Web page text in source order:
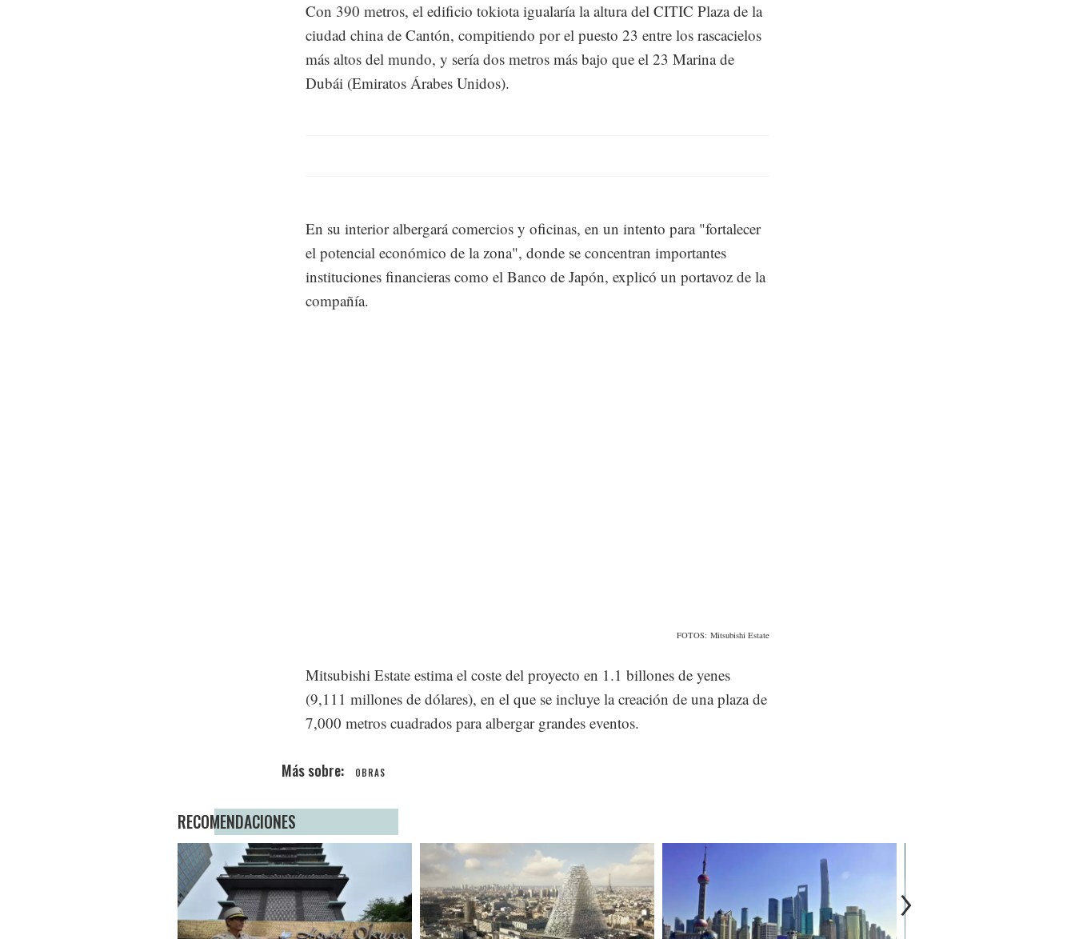
Con 390 metros, el edificio tokiota igualaría la altura del CITIC Plaza de la
ciudad china de Cantón, compitiendo por el puesto 23 entre los rascacielos
más altos del mundo, y sería dos metros más bajo que el 23 Marina de
Dubái (Emiratos Árabes Unidos).
En su interior albergará comercios y oficinas, en un intento para "fortalecer
el potencial económico de la zona", donde se concentran importantes
instituciones financieras como el Banco de Japón, explicó un portavoz de la
compañía.
FOTOS: Mitsubishi Estate
Mitsubishi Estate estima el coste del proyecto en 1.1 billones de yenes
(9,111 millones de dólares), en el que se incluye la creación de una plaza de
7,000 metros cuadrados para albergar grandes eventos.
OBRAS
RECOMENDACIONES